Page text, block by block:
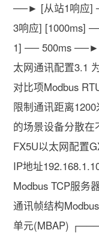
──► [从站1响应]
3响应] [1000ms]
1] ── 500ms ──►
太网通讯配置3.1
对比项Modbus
限制通讯距离
的场景设备分散
FX5U以太网配置
IP地址
Modbus TCP服务
通讯帧结构
单元(MBAP)